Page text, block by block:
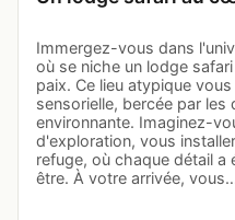
Immergez-vous dans
où se niche un lodge
paix. Ce lieu atypique
sensorielle, bercée par les
environnante. Imaginez-
d'exploration, vous
refuge, où chaque détail
être. À votre arrivée,